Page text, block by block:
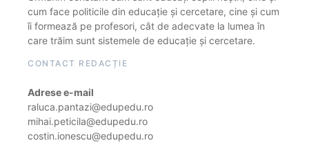
cum face politicile din educație și cercetare, cine și cum
îi formează pe profesori, cât de adecvate la lumea în
care trăim sunt sistemele de educație și cercetare.
CONTACT REDACȚIE
Adrese e-mail
raluca.pantazi@edupedu.ro
mihai.peticila@edupedu.ro
costin.ionescu@edupedu.ro